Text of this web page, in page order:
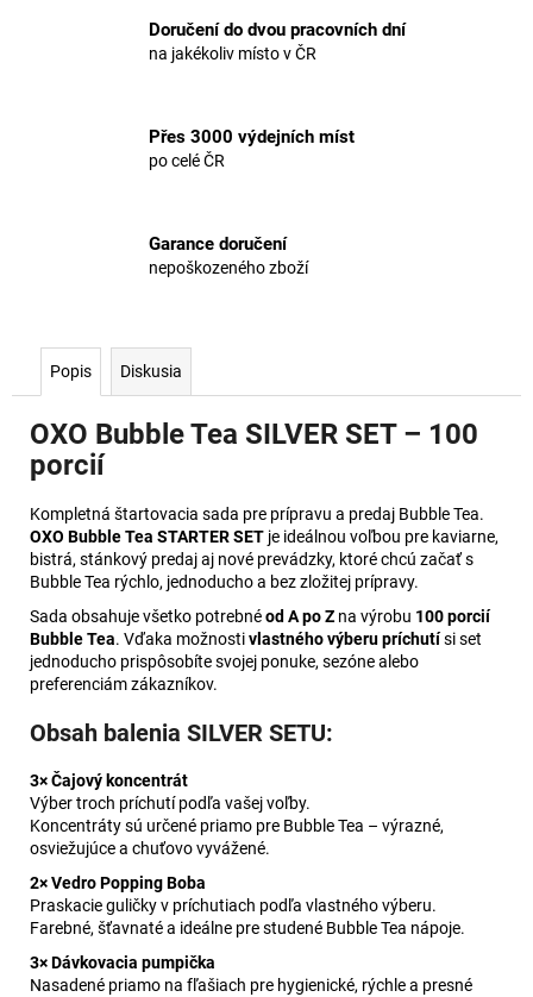
Doručení do dvou pracovních dní
na jakékoliv místo v ČR
Přes 3000 výdejních míst
po celé ČR
Garance doručení
nepoškozeného zboží
Popis Diskusia
OXO Bubble Tea SILVER SET – 100
porcií
Kompletná štartovacia sada pre prípravu a predaj Bubble Tea.
OXO Bubble Tea STARTER SET je ideálnou voľbou pre kaviarne,
bistrá, stánkový predaj aj nové prevádzky, ktoré chcú začať s
Bubble Tea rýchlo, jednoducho a bez zložitej prípravy.
Sada obsahuje všetko potrebnéod A po Z na výrobu 100 porcií
Bubble Tea. Vďaka možnostivlastného výberu príchutísi set
jednoducho prispôsobíte svojej ponuke, sezóne alebo
preferenciám zákazníkov.
Obsah balenia SILVER SETU:
3× Čajový koncentrát
Výber troch príchutí podľa vašej voľby.
Koncentráty sú určené priamo pre Bubble Tea – výrazné,
osviežujúce a chuťovo vyvážené.
2× Vedro Popping Boba
Praskacie guličky v príchutiach podľa vlastného výberu.
Farebné, šťavnaté a ideálne pre studené Bubble Tea nápoje.
3× Dávkovacia pumpička
Nasadené priamo na fľašiach pre hygienické, rýchle a presné